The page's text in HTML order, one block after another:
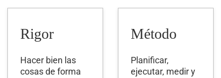
Rigor
Hacer bien las
cosas de forma
Método
Planificar,
ejecutar, medir y